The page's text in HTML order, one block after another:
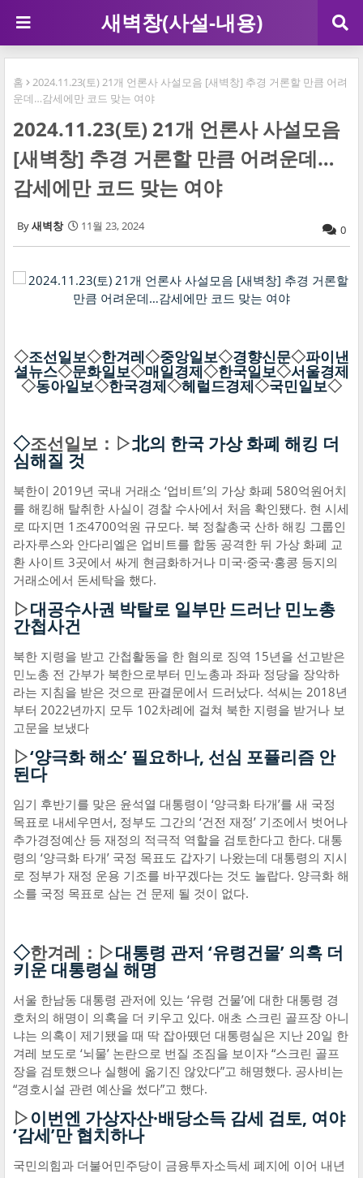
새벽창(사설-내용)
홈
2024.11.23(토) 21개 언론사 사설모음 [새벽창] 추경 거론할 만큼 어려
운데…감세에만 코드 맞는 여야
2024.11.23(토) 21개 언론사 사설모음
[새벽창] 추경 거론할 만큼 어려운데…
감세에만 코드 맞는 여야
새벽창 11월 23, 2024 0
◇조선일보◇한겨레◇중앙일보◇경향신문◇파이낸
셜뉴스◇문화일보◇매일경제◇한국일보◇서울경제
◇동아일보◇한국경제◇헤럴드경제◇국민일보◇
◇조선일보：▷北의 한국 가상 화폐 해킹 더
심해질 것
북한이 2019년 국내 거래소 ‘업비트’의 가상 화폐 580억원어치
를 해킹해 탈취한 사실이 경찰 수사에서 처음 확인됐다. 현 시세
로 따지면 1조4700억원 규모다. 북 정찰총국 산하 해킹 그룹인
라자루스와 안다리엘은 업비트를 합동 공격한 뒤 가상 화폐 교
환 사이트 3곳에서 싸게 현금화하거나 미국·중국·홍콩 등지의
거래소에서 돈세탁을 했다.
▷대공수사권 박탈로 일부만 드러난 민노총
간첩사건
북한 지령을 받고 간첩활동을 한 혐의로 징역 15년을 선고받은
민노총 전 간부가 북한으로부터 민노총과 좌파 정당을 장악하
라는 지침을 받은 것으로 판결문에서 드러났다. 석씨는 2018년
부터 2022년까지 모두 102차례에 걸쳐 북한 지령을 받거나 보
고문을 보냈다
▷‘양극화 해소’ 필요하나, 선심 포퓰리즘 안
된다
임기 후반기를 맞은 윤석열 대통령이 ‘양극화 타개’를 새 국정
목표로 내세우면서, 정부도 그간의 ‘건전 재정’ 기조에서 벗어나
추가경정예산 등 재정의 적극적 역할을 검토한다고 한다. 대통
령의 ‘양극화 타개’ 국정 목표도 갑자기 나왔는데 대통령의 지시
로 정부가 재정 운용 기조를 바꾸겠다는 것도 놀랍다. 양극화 해
소를 국정 목표로 삼는 건 문제 될 것이 없다.
◇한겨레：▷대통령 관저 ‘유령건물’ 의혹 더
키운 대통령실 해명
서울 한남동 대통령 관저에 있는 ‘유령 건물’에 대한 대통령 경
호처의 해명이 의혹을 더 키우고 있다. 애초 스크린 골프장 아니
냐는 의혹이 제기됐을 때 딱 잡아뗐던 대통령실은 지난 20일 한
겨레 보도로 ‘뇌물’ 논란으로 번질 조짐을 보이자 “스크린 골프
장을 검토했으나 실행에 옮기진 않았다”고 해명했다. 공사비는
“경호시설 관련 예산을 썼다”고 했다.
▷이번엔 가상자산·배당소득 감세 검토, 여야
‘감세’만 협치하나
국민의힘과 더불어민주당이 금융투자소득세 폐지에 이어 내년